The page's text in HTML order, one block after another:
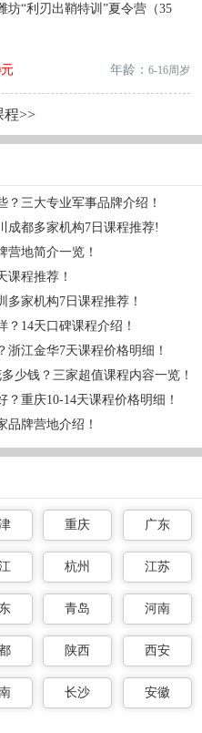
坊“利刃出鞘特训”夏令营（35
元 年龄： 6-16周岁
程>>
三大专业军事品牌介绍！
成都多家机构7日课程推荐!
营地简介一览！
课程推荐！
多家机构7日课程推荐！
14天口碑课程介绍！
江金华7天课程价格明细！
少钱？三家超值课程内容一览！
重庆10-14天课程价格明细！
品牌营地介绍！
重庆 广东
杭州 江苏
青岛 河南
陕西 西安
长沙 安徽